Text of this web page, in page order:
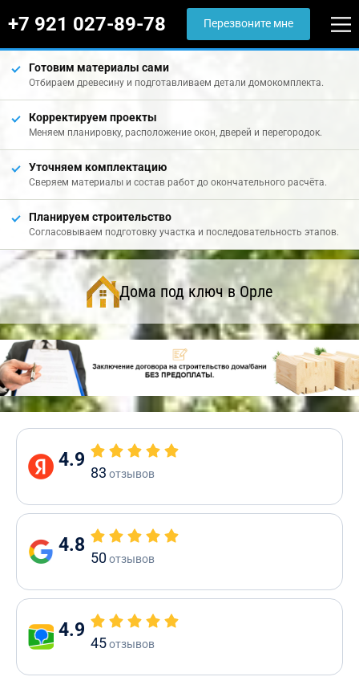
+7 921 027-89-78 Перезвоните мне
Готовим материалы сами
Отбираем древесину и подготавливаем детали домокомплекта.
Корректируем проекты
Меняем планировку, расположение окон, дверей и перегородок.
Уточняем комплектацию
Сверяем материалы и состав работ до окончательного расчёта.
Планируем строительство
Согласовываем подготовку участка и последовательность этапов.
Дома под ключ в Орле
4.9
83 отзывов
4.8
50отзывов
4.9
45отзывов